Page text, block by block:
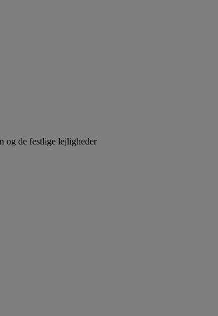
og de festlige lejligheder